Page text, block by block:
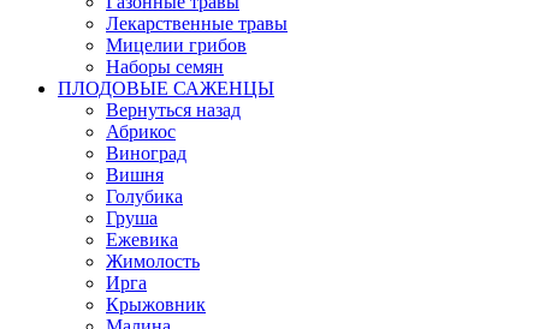
Лекарственные травы
Мицелии грибов
Наборы семян
ПЛОДОВЫЕ САЖЕНЦЫ
Вернуться назад
Абрикос
Виноград
Вишня
Голубика
Груша
Ежевика
Жимолость
Ирга
Крыжовник